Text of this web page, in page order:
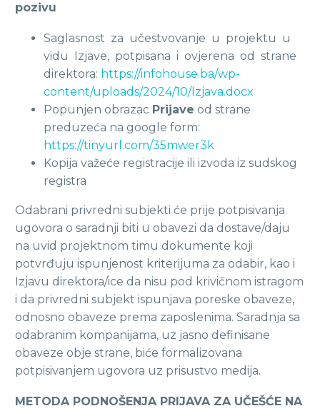
pozivu
Saglasnost za učestvovanje u projektu u
vidu Izjave, potpisana i ovjerena od strane
direktora: https://infohouse.ba/wp-
content/uploads/2024/10/Izjava.docx
Popunjen obrazac Prijave od strane
preduzeća na google form:
https://tinyurl.com/35mwer3k
Kopija važeće registracije ili izvoda iz sudskog
registra
Odabrani privredni subjekti će prije potpisivanja
ugovora o saradnji biti u obavezi da dostave/daju
na uvid projektnom timu dokumente koji
potvrđuju ispunjenost kriterijuma za odabir, kao i
Izjavu direktora/ice da nisu pod krivičnom istragom
i da privredni subjekt ispunjava poreske obaveze,
odnosno obaveze prema zaposlenima. Saradnja sa
odabranim kompanijama, uz jasno definisane
obaveze obje strane, biće formalizovana
potpisivanjem ugovora uz prisustvo medija.
METODA PODNOŠENJA PRIJAVA ZA UČEŠĆE NA